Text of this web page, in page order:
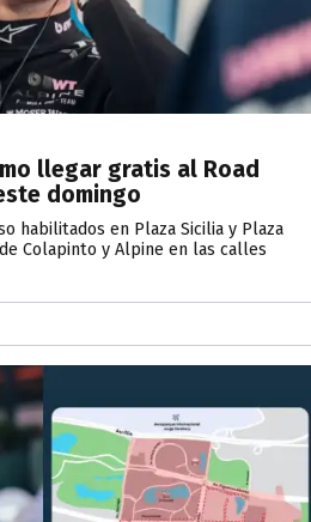
llegar gratis al Road
domingo
habilitados en Plaza Sicilia y Plaza
Colapinto y Alpine en las calles